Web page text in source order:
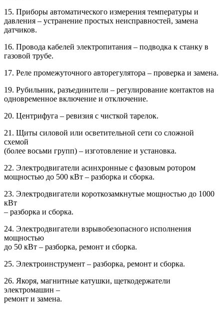
15. Приборы автоматического измерения температуры и
давления – устранение простых неисправностей, замена
датчиков.
16. Провода кабелей электропитания – подводка к станку в
газовой трубе.
17. Реле промежуточного авторегулятора – проверка и замена.
19. Рубильник, разъединители – регулирование контактов на
одновременное включение и отключение.
20. Центрифуга – ревизия с чисткой тарелок.
21. Щиты силовой или осветительной сети со сложной
схемой
(более восьми групп) – изготовление и установка.
22. Электродвигатели асинхронные с фазовым ротором
мощностью до 500 кВт – разборка и сборка.
23. Электродвигатели короткозамкнутые мощностью до 1000
кВт
– разборка и сборка.
24. Электродвигатели взрывобезопасного исполнения
мощностью
до 50 кВт – разборка, ремонт и сборка.
25. Электроинструмент – разборка, ремонт и сборка.
26. Якоря, магнитные катушки, щеткодержатели
электромашин –
ремонт и замена.